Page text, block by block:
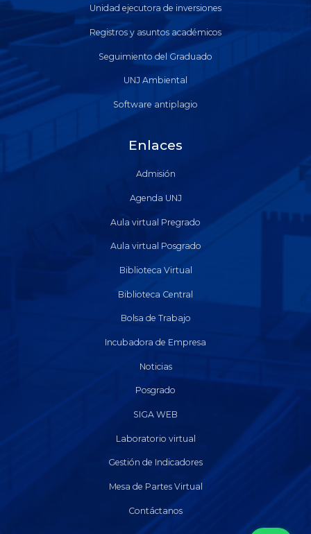
Unidad ejecutora de inversiones
Registros y asuntos académicos
Seguimiento del Graduado
UNJ Ambiental
Software antiplagio
Enlaces
Admisión
Agenda UNJ
Aula virtual Pregrado
Aula virtual Posgrado
Biblioteca Virtual
Biblioteca Central
Bolsa de Trabajo
Incubadora de Empresa
Noticias
Posgrado
SIGA WEB
Laboratorio virtual
Gestión de Indicadores
Mesa de Partes Virtual
Contáctanos